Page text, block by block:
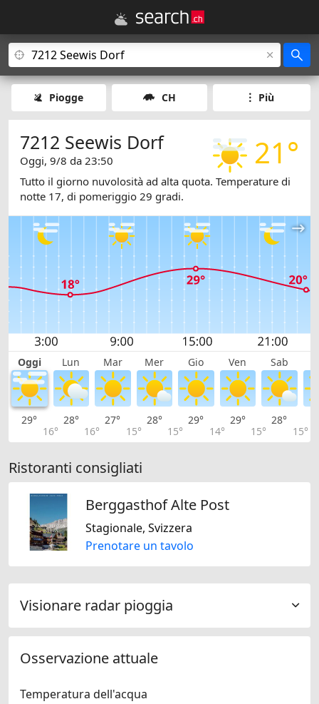
Piogge CH Più
21°
7212 Seewis Dorf
Oggi, 9/8 da 23:50
Tutto il giorno nuvolosità ad alta quota. Temperature di
notte 17, di pomeriggio 29 gradi.
Oggi Lun Mar Mer Gio Ven Sab
29°
16°
28°
16°
27°
15°
28°
15°
29°
14°
29°
15°
28°
15°
Ristoranti consigliati
Berggasthof Alte Post
Stagionale, Svizzera
Prenotare un tavolo
Visionare radar pioggia
Osservazione attuale
Temperatura dell'acqua